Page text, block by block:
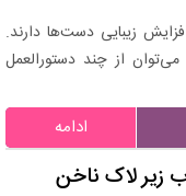
زیبایی دست‌ها دارند.
از چند دستورالعمل
ادامه
زیر لاک ناخن